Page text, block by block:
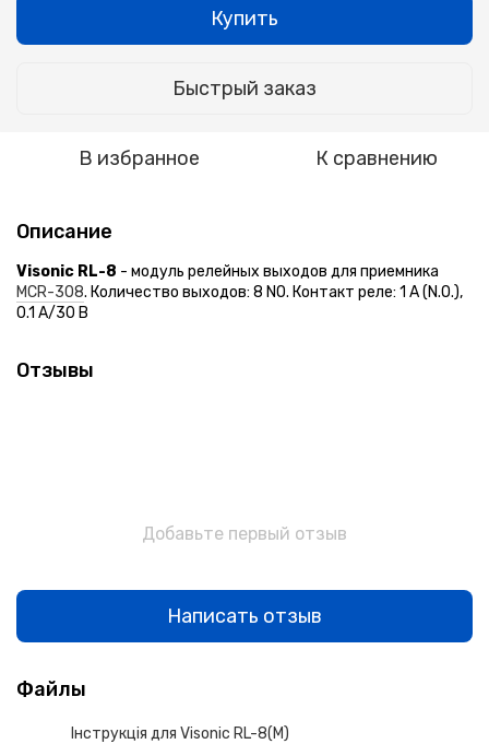
Купить
Быстрый заказ
В избранное К сравнению
Описание
Visonic RL-8 - модуль релейных выходов для приемника
MCR-308. Количество выходов: 8 NO. Контакт реле: 1 A (N.O.),
0.1 A/30 В
Отзывы
Добавьте первый отзыв
Написать отзыв
Файлы
Інструкція для Visonic RL-8(M)